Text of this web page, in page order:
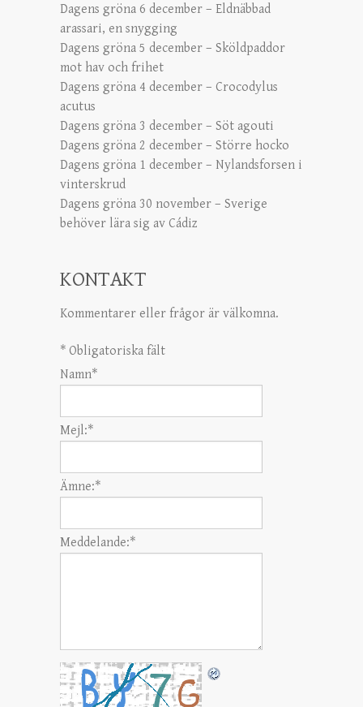
Dagens gröna 6 december – Eldnäbbad
arassari, en snygging
Dagens gröna 5 december – Sköldpaddor
mot hav och frihet
Dagens gröna 4 december – Crocodylus
acutus
Dagens gröna 3 december – Söt agouti
Dagens gröna 2 december – Större hocko
Dagens gröna 1 december – Nylandsforsen i
vinterskrud
Dagens gröna 30 november – Sverige
behöver lära sig av Cádiz
KONTAKT
Kommentarer eller frågor är välkomna.
* Obligatoriska fält
Namn*
Mejl:*
Ämne:*
Meddelande:*